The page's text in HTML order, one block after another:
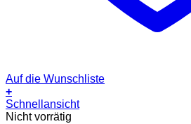
Auf die Wunschliste
+
Schnellansicht
Nicht vorrätig